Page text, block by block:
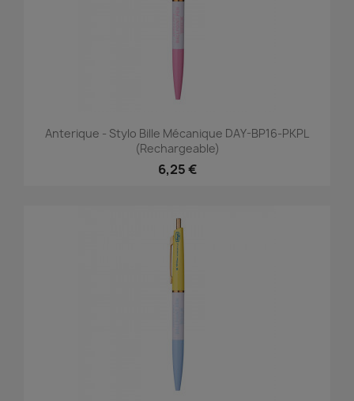
Anterique - Stylo Bille Mécanique DAY-BP16-PKPL
(rechargeable)
6,25 €